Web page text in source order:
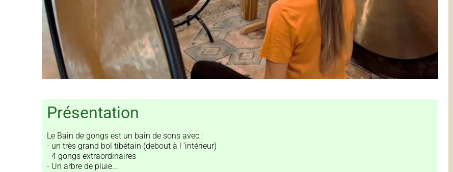
Présentation
Le Bain de gongs est un bain de sons avec :
- un très grand bol tibétain (debout à l ‘intérieur)
- 4 gongs extraordinaires
- Un arbre de pluie...